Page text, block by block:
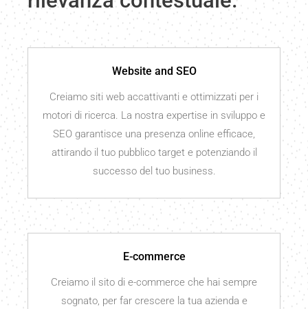
Website and SEO
Creiamo siti web accattivanti e ottimizzati per i
motori di ricerca. La nostra expertise in sviluppo e
SEO garantisce una presenza online efficace,
attirando il tuo pubblico target e potenziando il
successo del tuo business.
E-commerce
Creiamo il sito di e-commerce che hai sempre
sognato, per far crescere la tua azienda e